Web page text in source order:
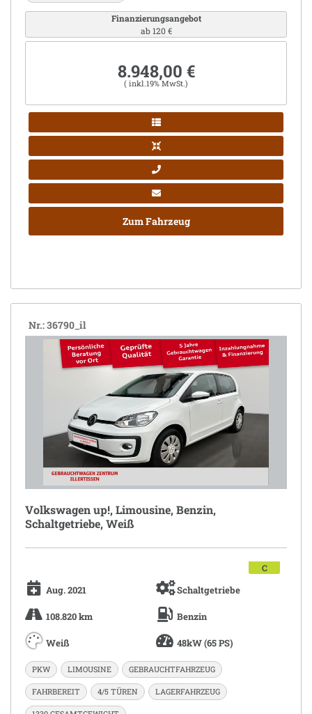
Finanzierungsangebot
ab 120 €
8.948,00 €
( inkl.19% MwSt.)
Zum Fahrzeug
Nr.: 36790_il
Volkswagen up!, Limousine, Benzin,
Schaltgetriebe, Weiß
Aug. 2021 Schaltgetriebe
108.820 km Benzin
Weiß 48kW (65 PS)
C
PKW LIMOUSINE GEBRAUCHTFAHRZEUG
FAHRBEREIT 4/5 TÜREN LAGERFAHRZEUG